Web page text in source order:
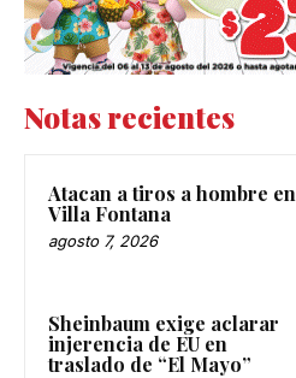
Notas recientes
Atacan a tiros a hombre en
Villa Fontana
agosto 7, 2026
Sheinbaum exige aclarar
injerencia de EU en
traslado de “El Mayo”